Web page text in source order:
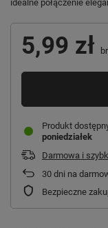
idealne połączenie
5,99 zł
Produkt
poniedziałek
Darmowa i
30 dni na
Bezpieczne